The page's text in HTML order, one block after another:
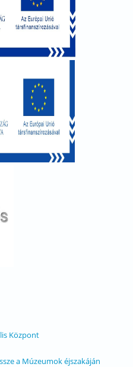
Központ
a Múzeumok éjszakáján